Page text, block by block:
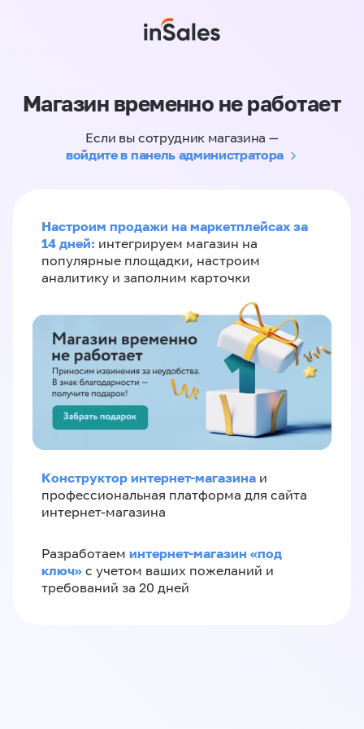
Магазин временно не работает
Если вы сотрудник магазина —
войдите в панель администратора
Настроим продажи на маркетплейсах за
14 дней: интегрируем магазин на
популярные площадки, настроим
аналитику и заполним карточки
Конструктор интернет-магазина и
профессиональная платформа для сайта
интернет-магазина
Разработаем интернет-магазин «‎под
ключ»‎ с учетом ваших пожеланий и
требований за 20 дней